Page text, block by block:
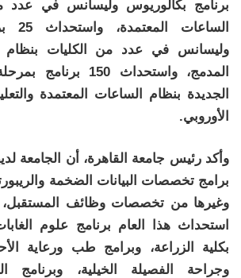
برنامج بكالوريوس وليسانس في عدد
وليسانس في عدد من الكليات بنظام
المدمج، واستحداث 150
الجديدة بنظام الساعات المعتمدة
الأوروبي.
وأكد رئيس جامعة القاهرة، أن الجامعة
برامج تخصصات البيانات الضخمة
وغيرها من تخصصات وظائف المستقبل،
استحداث هذا العام برنامج علوم الغابات
بكلية الزراعة، وبرامج طب ورعاية
وجراحة الفصيلة الخيلية، وبرنامج